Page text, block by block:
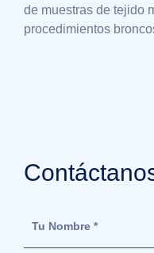
de muestras de tejido
procedimientos